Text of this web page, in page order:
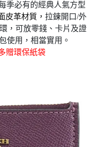
季必有的經典人氣方型
皮革材質， 拉鍊開口/外
，可放零錢、卡片及證
使用，相當實用。
贈環保紙袋